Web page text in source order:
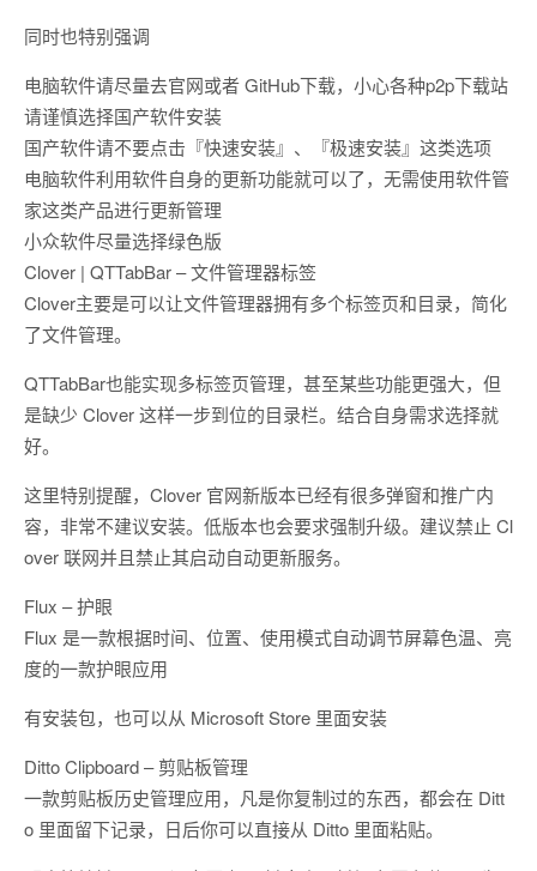
同时也特别强调
电脑软件请尽量去官网或者 GitHub下载，小心各种p2p下载站
请谨慎选择国产软件安装
国产软件请不要点击『快速安装』、『极速安装』这类选项
电脑软件利用软件自身的更新功能就可以了，无需使用软件管
家这类产品进行更新管理
小众软件尽量选择绿色版
Clover | QTTabBar – 文件管理器标签
Clover主要是可以让文件管理器拥有多个标签页和目录，简化
了文件管理。
QTTabBar也能实现多标签页管理，甚至某些功能更强大，但
是缺少 Clover 这样一步到位的目录栏。结合自身需求选择就
好。
这里特别提醒，Clover 官网新版本已经有很多弹窗和推广内
容，非常不建议安装。低版本也会要求强制升级。建议禁止 Cl
over 联网并且禁止其启动自动更新服务。
Flux – 护眼
Flux 是一款根据时间、位置、使用模式自动调节屏幕色温、亮
度的一款护眼应用
有安装包，也可以从 Microsoft Store 里面安装
Ditto Clipboard – 剪贴板管理
一款剪贴板历史管理应用，凡是你复制过的东西，都会在 Ditt
o 里面留下记录，日后你可以直接从 Ditto 里面粘贴。